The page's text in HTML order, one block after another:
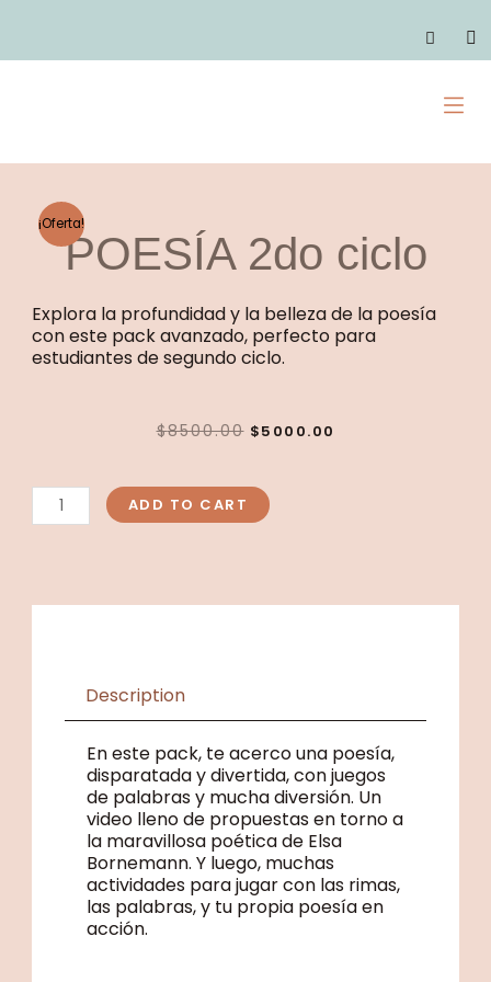
contenido
¡Oferta!
POESÍA 2do ciclo
Explora la profundidad y la belleza de la poesía
con este pack avanzado, perfecto para
estudiantes de segundo ciclo.
$8500.00 ORIGINAL
$8500.00.
$5000.00
2do
ciclo
ADD TO CART
Description
En este pack, te acerco una poesía,
disparatada y divertida, con juegos
de palabras y mucha diversión. Un
video lleno de propuestas en torno a
la maravillosa poética de Elsa
Bornemann. Y luego, muchas
actividades para jugar con las rimas,
las palabras, y tu propia poesía en
acción.